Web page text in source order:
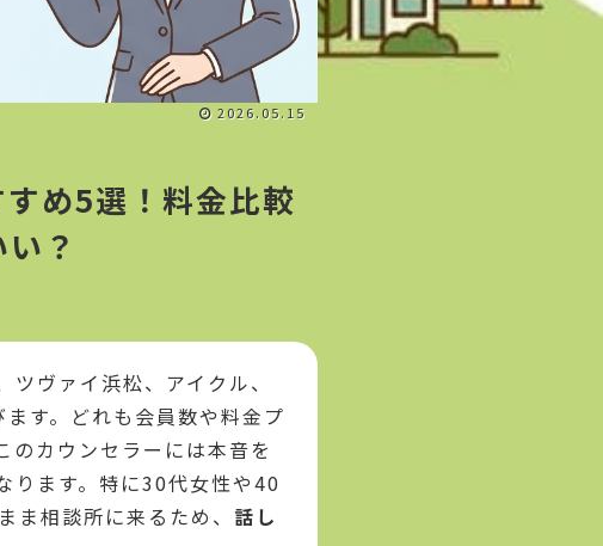
め5選！料金比較
？
2026.05.15
ヴァイ浜松、アイクル、
す。どれも会員数や料金プ
のカウンセラーには本音を
ります。特に30代女性や40
相談所に来るため、 話し